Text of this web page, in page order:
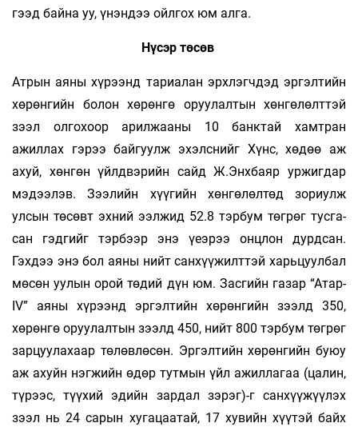
гээд байна уу, үнэндээ ойлгох юм алга.
Нүсэр төсөв
Атрын аяны хүрээнд тариалан эрхлэгчдэд эргэл­тийн
хөрөнгийн болон хөрөнгө оруулал­­­тын хөнгөлөлттэй
зээл олгохоор арилжааны 10 банктай хамтран
ажиллах гэрээ байгуулж эхэлс­­нийг Хүнс, хөдөө аж
ахуй, хөнгөн үйлдвэ­­рийн сайд Ж.Энхбаяр уржигдар
мэдээлэв. Зээ­лийн хүүгийн хөнгөлөлтөд зориулж
улсын тө­­­­сөвт эхний ээлжид 52.8 тэрбум төгрөг тусга­
сан гэдгийг тэрбээр энэ үеэрээ онцлон дурд­­сан.
Гэхдээ энэ бол аяны нийт санхүүжилт­тэй харь­­­цуулбал
мөсөн уулын орой төдий дүн юм. Зас­­­гийн газар “Атар-
IV” аяны хүрээнд эргэл­тийн хөрөнгийн зээлд 350,
хөрөнгө оруулал­­­тын зээлд 450, нийт 800 тэрбум төгрөг
зарцуула­­­хаар төлөвлөсөн. Эргэлтийн хөрөнгийн буюу
аж ахуйн нэгжийн өдөр тутмын үйл ажилла­­гаа (цалин,
түрээс, түүхий эдийн зардал зэрэг)-г санхүүжүүлэх
зээл нь 24 сарын хугацаа­­тай, 17 хувийн хүүтэй байх